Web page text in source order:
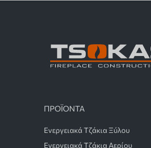
ΠΡΟΪΟΝΤΑ
Ενεργειακά Τζάκια Ξύλου
Ενεργειακά Τζάκια Αερίου